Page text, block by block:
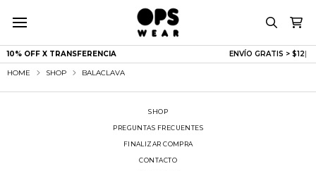
10% OFF X TRANSFERENCIA ENVÍO GRATIS > $1|
HOME SHOP BALACLAVA
SHOP
PREGUNTAS FRECUENTES
FINALIZAR COMPRA
CONTACTO